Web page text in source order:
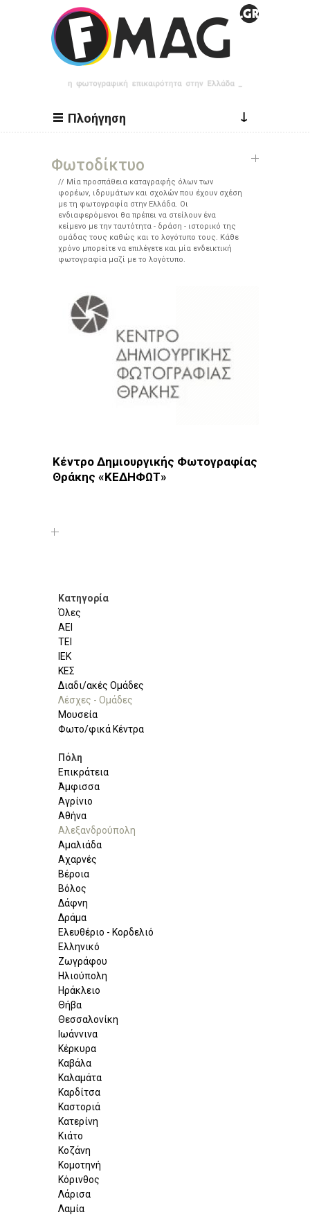
Παράκαμψη προς το κυρίως περιεχόμενο
Πλοήγηση ↓
Φωτοδίκτυο
Μία προσπάθεια καταγραφής όλων των
φορέων, ιδρυμάτων και σχολών που έχουν σχέση
με τη φωτογραφία στην Ελλάδα. Οι
ενδιαφερόμενοι θα πρέπει να στείλουν ένα
κείμενο με την ταυτότητα - δράση - ιστορικό της
ομάδας τους καθώς και το λογότυπο τους. Κάθε
χρόνο μπορείτε να επιλέγετε και μία ενδεικτική
φωτογραφία μαζί με το λογότυπο.
Κέντρο Δημιουργικής Φωτογραφίας
Θράκης «ΚΕΔΗΦΩΤ»
Κατηγορία
Όλες
ΑΕΙ
ΤΕΙ
ΙΕΚ
ΚΕΣ
Διαδι/ακές Ομάδες
Λέσχες - Ομάδες
Μουσεία
Φωτο/φικά Κέντρα
Πόλη
Επικράτεια
Άμφισσα
Αγρίνιο
Αθήνα
Αλεξανδρούπολη
Αμαλιάδα
Αχαρνές
Βέροια
Βόλος
Δάφνη
Δράμα
Ελευθέριο - Κορδελιό
Ελληνικό
Ζωγράφου
Ηλιούπολη
Ηράκλειο
Θήβα
Θεσσαλονίκη
Ιωάννινα
Κέρκυρα
Καβάλα
Καλαμάτα
Καρδίτσα
Καστοριά
Κατερίνη
Κιάτο
Κοζάνη
Κομοτηνή
Κόρινθος
Λάρισα
Λαμία